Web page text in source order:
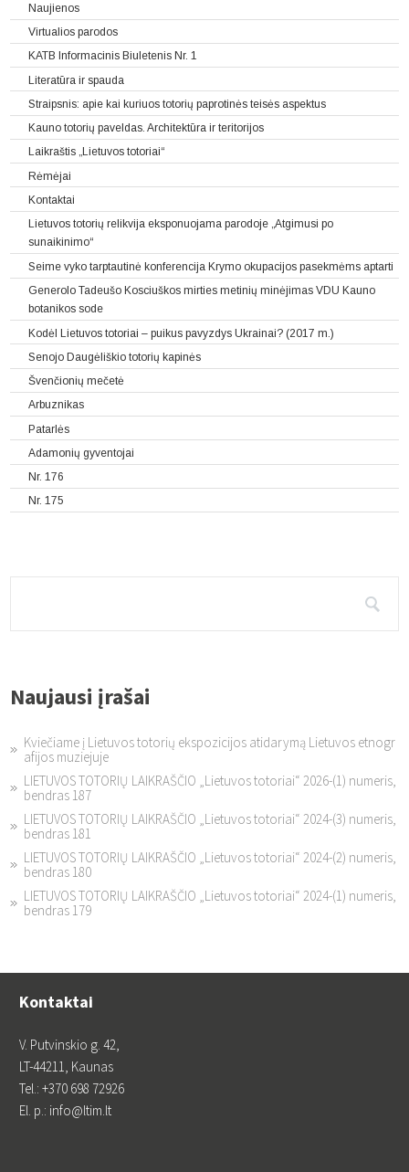
Naujienos
Virtualios parodos
KATB Informacinis Biuletenis Nr. 1
Literatūra ir spauda
Straipsnis: apie kai kuriuos totorių paprotinės teisės aspektus
Kauno totorių paveldas. Architektūra ir teritorijos
Laikraštis „Lietuvos totoriai“
Rėmėjai
Kontaktai
Lietuvos totorių relikvija eksponuojama parodoje „Atgimusi po
sunaikinimo“
Seime vyko tarptautinė konferencija Krymo okupacijos pasekmėms aptarti
Generolo Tadeušo Kosciuškos mirties metinių minėjimas VDU Kauno
botanikos sode
Kodėl Lietuvos totoriai – puikus pavyzdys Ukrainai? (2017 m.)
Senojo Daugėliškio totorių kapinės
Švenčionių mečetė
Arbuznikas
Patarlės
Adamonių gyventojai
Nr. 176
Nr. 175
Naujausi įrašai
Kviečiame į Lietuvos totorių ekspozicijos atidarymą Lietuvos etnogr
afijos muziejuje
LIETUVOS TOTORIŲ LAIKRAŠČIO „Lietuvos totoriai“ 2026-(1) numeris,
bendras 187
LIETUVOS TOTORIŲ LAIKRAŠČIO „Lietuvos totoriai“ 2024-(3) numeris,
bendras 181
LIETUVOS TOTORIŲ LAIKRAŠČIO „Lietuvos totoriai“ 2024-(2) numeris,
bendras 180
LIETUVOS TOTORIŲ LAIKRAŠČIO „Lietuvos totoriai“ 2024-(1) numeris,
bendras 179
Kontaktai
V. Putvinskio g. 42,
LT-44211, Kaunas
Tel.: +370 698 72926
El. p.: info@ltim.lt